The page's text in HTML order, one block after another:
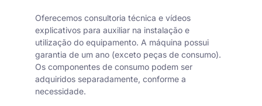
Oferecemos consultoria técnica e vídeos
explicativos para auxiliar na instalação e
utilização do equipamento. A máquina possui
garantia de um ano (exceto peças de consumo).
Os componentes de consumo podem ser
adquiridos separadamente, conforme a
necessidade.